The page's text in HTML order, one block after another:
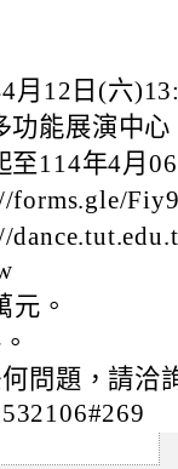
月12日(六
功能展演中心
至114年4月
forms.gle/
元。
問題，請洽